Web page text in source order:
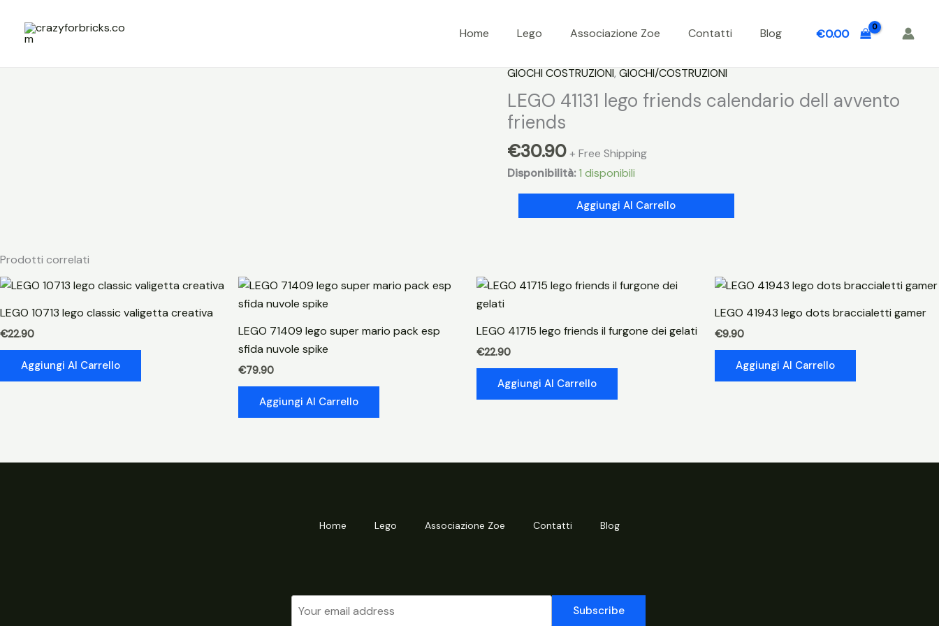
contenuto
Home Lego Associazione Zoe Contatti Blog €0.00
GIOCHI COSTRUZIONI, GIOCHI/COSTRUZIONI
LEGO 41131 lego friends calendario dell avvento
friends
€30.90 + Free Shipping
Disponibilità: 1 disponibili
41131
dell
friends
quantità
Aggiungi Al Carrello
Prodotti correlati
LEGO 10713 lego classic valigetta creativa
€22.90
Aggiungi Al Carrello
LEGO 71409 lego super mario pack esp
sfida nuvole spike
€79.90
Aggiungi Al Carrello
LEGO 41715 lego friends il furgone dei gelati
€22.90
Aggiungi Al Carrello
LEGO 41943 lego dots braccialetti gamer
€9.90
Aggiungi Al Carrello
Home Lego Associazione Zoe Contatti Blog
Subscribe